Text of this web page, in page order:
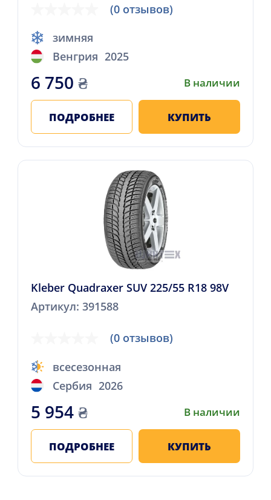
(0 отзывов)
зимняя
Венгрия 2025
6 750 ₴ В наличии
ПОДРОБНЕЕ КУПИТЬ
Kleber Quadraxer SUV 225/55 R18 98V
Артикул: 391588
(0 отзывов)
всесезонная
Сербия 2026
5 954₴ В наличии
ПОДРОБНЕЕ КУПИТЬ